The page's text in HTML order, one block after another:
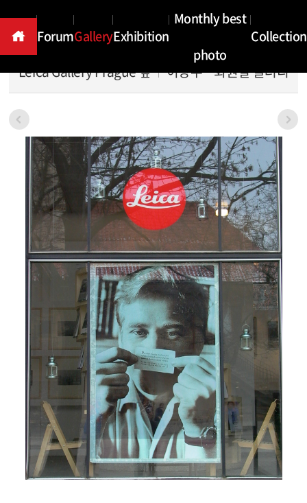
ForumGalleryExhibition
Monthly best
photo
Collection
Leica Gallery Prague 앞 이장무 회원별 갤러리
본문